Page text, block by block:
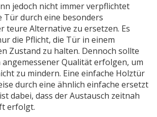
jedoch nicht immer verpflichtet
Tür durch eine besonders
teure Alternative zu ersetzen. Es
die Pflicht, die Tür in einem
Zustand zu halten. Dennoch sollte
angemessener Qualität erfolgen, um
zu mindern. Eine einfache Holztür
durch eine ähnlich einfache ersetzt
dabei, dass der Austausch zeitnah
erfolgt.